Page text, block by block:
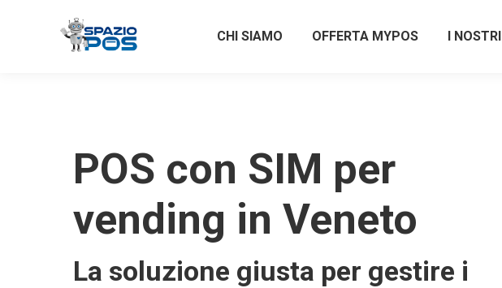
CHI SIAMO OFFERTA MYPOS I
POS con SIM per
vending in Veneto
La soluzione giusta per gestire i